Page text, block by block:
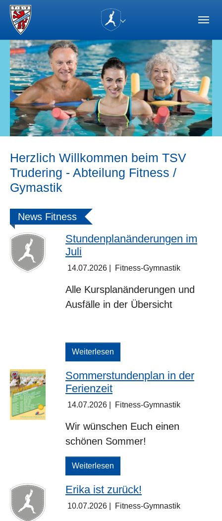
Skip to main navigation
Zum Hauptinhalt springen
Skip to page footer
Herzlich Willkommen beim TSV
Trudering - Abteilung Fitness /
Gymastik
News Fitness
Stundenplanänderungen im
Juli
14.07.2026 Fitness-Gymnastik
Alle Kursplanänderungen und
Ausfälle in der Übersicht
Weiterlesen
Sommerstundenplan in der
Ferienzeit
14.07.2026 Fitness-Gymnastik
Wir wünschen Euch einen
schönen Sommer!
Weiterlesen
Erika ist zurück!
10.07.2026 Fitness-Gymnastik